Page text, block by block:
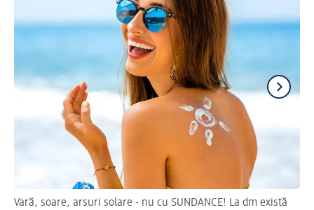
Vară, soare, arsuri solare - nu cu SUNDANCE! La dm există